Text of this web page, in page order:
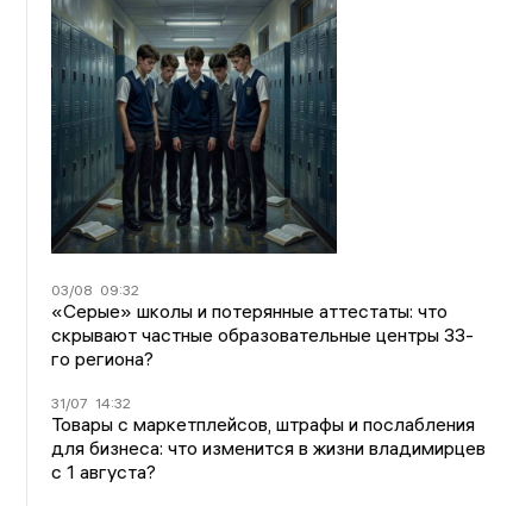
03/08 09:32
«Серые» школы и потерянные аттестаты: что
скрывают частные образовательные центры 33-
го региона?
31/07 14:32
Товары с маркетплейсов, штрафы и послабления
для бизнеса: что изменится в жизни владимирцев
с 1 августа?